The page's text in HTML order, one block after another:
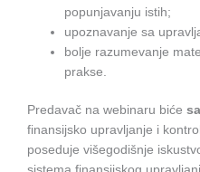
popunjavanju istih;
upoznavanje sa
bolje razumevanje
prakse.
Predavač na webinaru biće
finansijsko upravljanje i
poseduje višegodišnje